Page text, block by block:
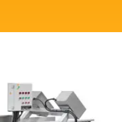
โนมัติที่ให้
อาหาร.